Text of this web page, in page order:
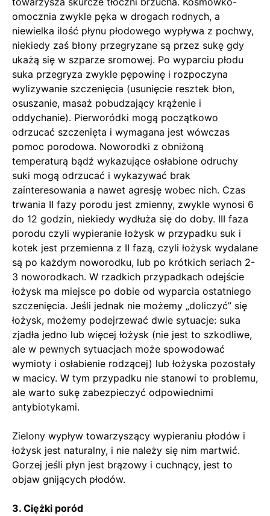
omocznia zwykle pęka w drogach rodnych, a
niewielka ilość płynu płodowego wypływa z pochwy,
niekiedy zaś błony przegryzane są przez sukę gdy
ukażą się w szparze sromowej. Po wyparciu płodu
suka przegryza zwykle pępowinę i rozpoczyna
wylizywanie szczenięcia (usunięcie resztek błon,
osuszanie, masaż pobudzający krążenie i
oddychanie). Pierworódki mogą początkowo
odrzucać szczenięta i wymagana jest wówczas
pomoc porodowa. Noworodki z obniżoną
temperaturą bądź wykazujące osłabione odruchy
suki mogą odrzucać i wykazywać brak
zainteresowania a nawet agresję wobec nich. Czas
trwania II fazy porodu jest zmienny, zwykle wynosi 6
do 12 godzin, niekiedy wydłuża się do doby. III faza
porodu czyli wypieranie łożysk w przypadku suk i
kotek jest przemienna z II fazą, czyli łożysk wydalane
są po każdym noworodku, lub po krótkich seriach 2-
3 noworodkach. W rzadkich przypadkach odejście
łożysk ma miejsce po dobie od wyparcia ostatniego
szczenięcia. Jeśli jednak nie możemy „doliczyć” się
łożysk, możemy podejrzewać dwie sytuacje: suka
zjadła jedno lub więcej łożysk (nie jest to szkodliwe,
ale w pewnych sytuacjach może spowodować
wymioty i osłabienie rodzącej) lub łożyska pozostały
w macicy. W tym przypadku nie stanowi to problemu,
ale warto sukę zabezpieczyć odpowiednimi
antybiotykami.
Zielony wypływ towarzyszący wypieraniu płodów i
łożysk jest naturalny, i nie należy się nim martwić.
Gorzej jeśli płyn jest brązowy i cuchnący, jest to
objaw gnijących płodów.
3. Ciężki poród